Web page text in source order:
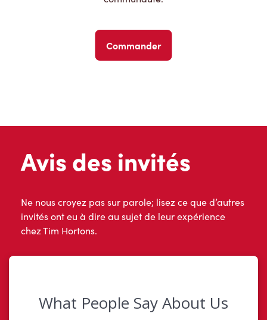
Commander
Avis des invités
Ne nous croyez pas sur parole; lisez ce que d’autres
invités ont eu à dire au sujet de leur expérience
chez Tim Hortons.